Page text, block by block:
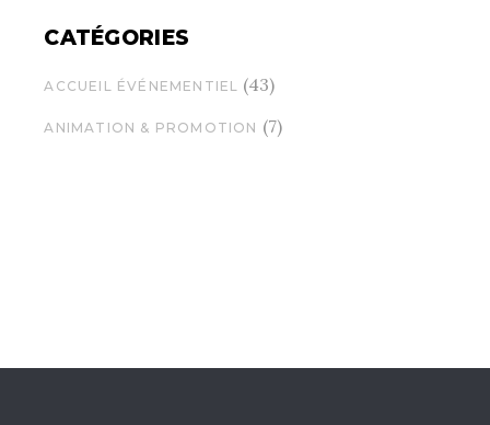
CATÉGORIES
ACCUEIL ÉVÉNEMENTIEL (43)
ANIMATION & PROMOTION (7)